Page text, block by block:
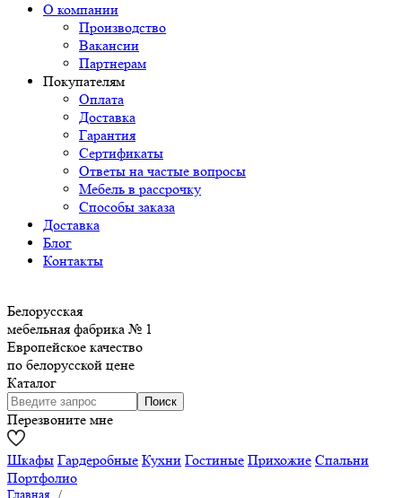
О компании
Производство
Вакансии
Партнерам
Покупателям
Оплата
Доставка
Гарантия
Сертификаты
Ответы на частые вопросы
Мебель в рассрочку
Способы заказа
Доставка
Блог
Контакты
Белорусская
мебельная фабрика № 1
Европейское качество
по белорусской цене
Каталог
Перезвоните мне
Шкафы Гардеробные Кухни Гостиные Прихожие Спальни
Портфолио
Главная /